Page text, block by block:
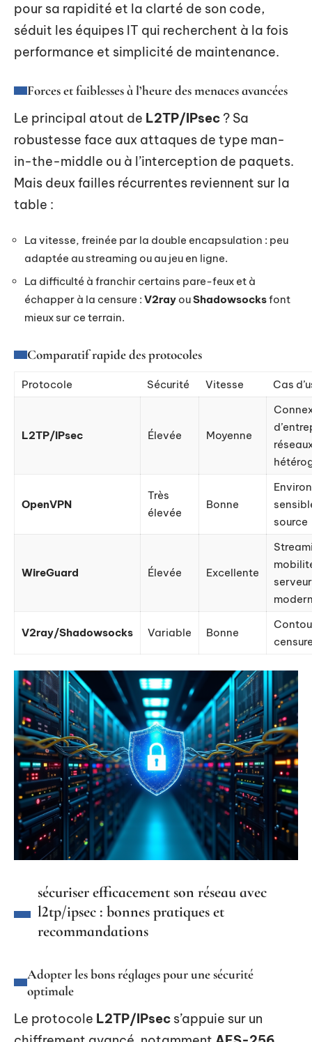
pour sa rapidité et la clarté de son code,
séduit les équipes IT qui recherchent à la fois
performance et simplicité de maintenance.
Forces et faiblesses à l’heure des menaces avancées
Le principal atout de L2TP/IPsec ? Sa
robustesse face aux attaques de type man-
in-the-middle ou à l’interception de paquets.
Mais deux failles récurrentes reviennent sur la
table :
La vitesse, freinée par la double encapsulation : peu
adaptée au streaming ou au jeu en ligne.
La difficulté à franchir certains pare-feux et à
échapper à la censure : V2ray ouShadowsocksfont
mieux sur ce terrain.
Comparatif rapide des protocoles
Protocole Sécurité Vitesse Cas
L2TP/IPsec Élevée Moyenne
OpenVPN
Très
élevée
Bonne
source
WireGuard Élevée Excellente
V2ray/Shadowsocks Variable Bonne
sécuriser efficacement son réseau avec
l2tp/ipsec : bonnes pratiques et
recommandations
Adopter les bons réglages pour une sécurité
optimale
Le protocole L2TP/IPsec s’appuie sur un